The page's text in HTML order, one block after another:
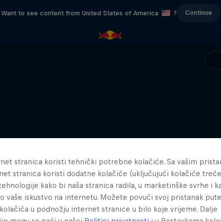
Want to see content from United States of America ? Continue
stranica koristi tehnički potrebne kolačiće. Sa vašim
stranica koristi dodatne kolačiće (uključujući kolačiće
kako bi naša stranica radila, u marketinške svrhe i
vaše iskustvo na internetu. Možete povući svoj pristanak
u podnožju internet stranice u bilo koje vrijeme. Dalje